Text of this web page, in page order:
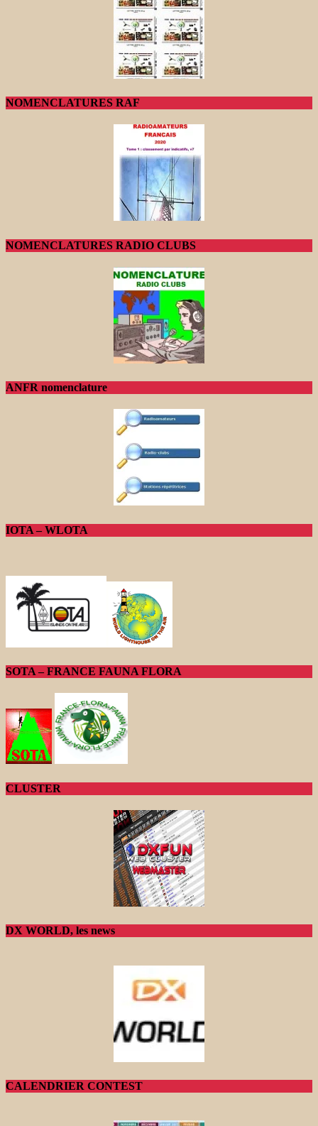
NOMENCLATURES RAF
NOMENCLATURES RADIO CLUBS
ANFR nomenclature
IOTA – WLOTA
SOTA – FRANCE FAUNA FLORA
CLUSTER
DX WORLD, les news
CALENDRIER CONTEST